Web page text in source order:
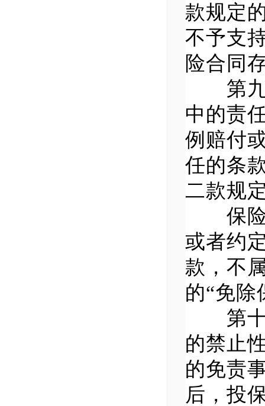
款规定
不予支
险合同
第九
中的责
例赔付
任的条
二款规
保险
或者约
款，不
的“免除
第十
的禁止
的免责
后，投